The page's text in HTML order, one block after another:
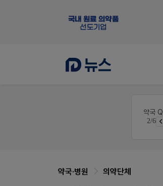
약국
3/6
경단녀요건중 근로스득원천징수액
약국·병원 의약단체